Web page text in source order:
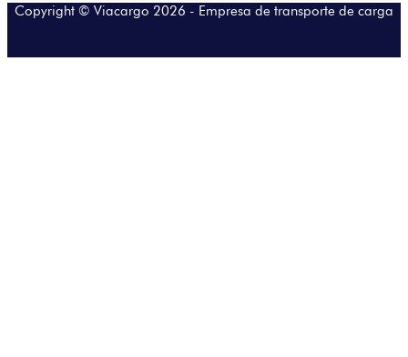
Copyright © Viacargo 2026 - Empresa de transporte de carga